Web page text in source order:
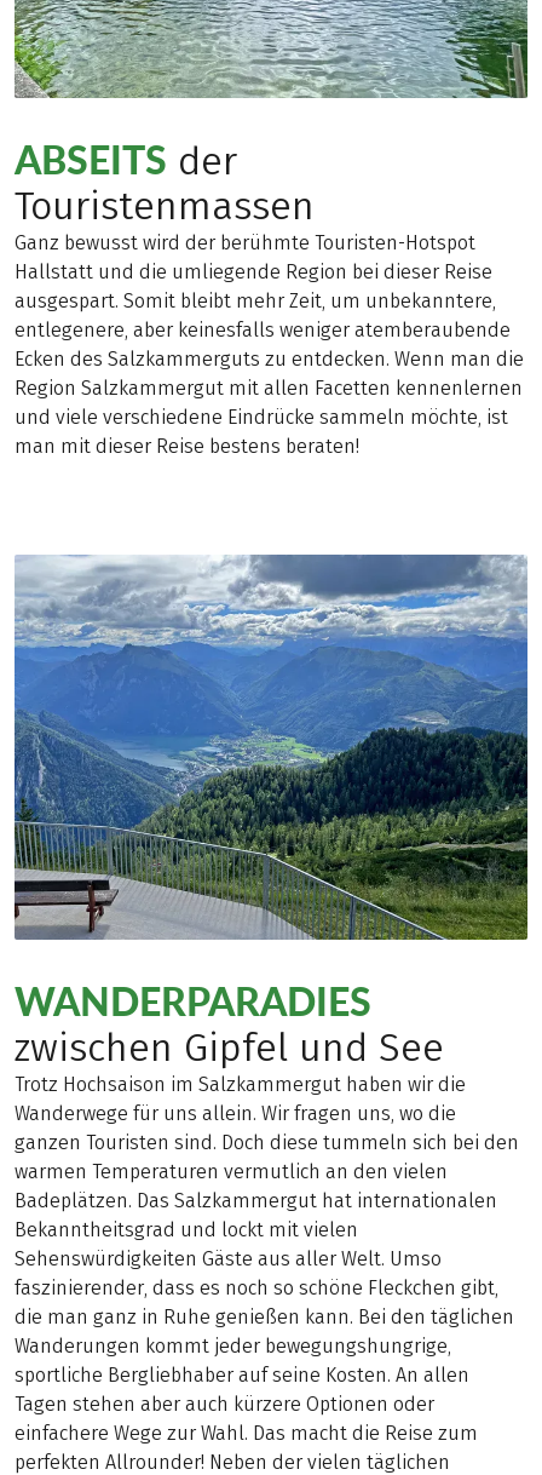
ABSEITS der
Touristenmassen
Ganz bewusst wird der berühmte Touristen-Hotspot
Hallstatt und die umliegende Region bei dieser Reise
ausgespart. Somit bleibt mehr Zeit, um unbekanntere,
entlegenere, aber keinesfalls weniger atemberaubende
Ecken des Salzkammerguts zu entdecken. Wenn man die
Region Salzkammergut mit allen Facetten kennenlernen
und viele verschiedene Eindrücke sammeln möchte, ist
man mit dieser Reise bestens beraten!
WANDERPARADIES
zwischen Gipfel und See
Trotz Hochsaison im Salzkammergut haben wir die
Wanderwege für uns allein. Wir fragen uns, wo die
ganzen Touristen sind. Doch diese tummeln sich bei den
warmen Temperaturen vermutlich an den vielen
Badeplätzen. Das Salzkammergut hat internationalen
Bekanntheitsgrad und lockt mit vielen
Sehenswürdigkeiten Gäste aus aller Welt. Umso
faszinierender, dass es noch so schöne Fleckchen gibt,
die man ganz in Ruhe genießen kann. Bei den täglichen
Wanderungen kommt jeder bewegungshungrige,
sportliche Bergliebhaber auf seine Kosten. An allen
Tagen stehen aber auch kürzere Optionen oder
einfachere Wege zur Wahl. Das macht die Reise zum
perfekten Allrounder! Neben der vielen täglichen